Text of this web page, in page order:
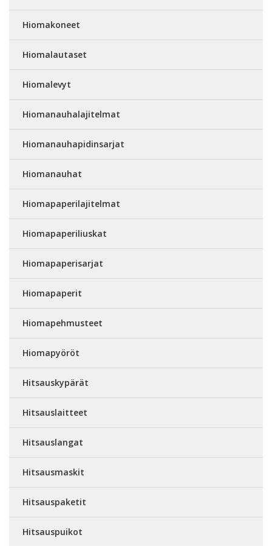
Hiomakoneet
Hiomalautaset
Hiomalevyt
Hiomanauhalajitelmat
Hiomanauhapidinsarjat
Hiomanauhat
Hiomapaperilajitelmat
Hiomapaperiliuskat
Hiomapaperisarjat
Hiomapaperit
Hiomapehmusteet
Hiomapyöröt
Hitsauskypärät
Hitsauslaitteet
Hitsauslangat
Hitsausmaskit
Hitsauspaketit
Hitsauspuikot